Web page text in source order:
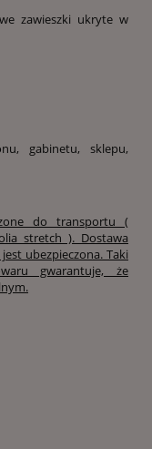
zawieszki ukryte w
gabinetu, sklepu,
do transportu (
stretch ). Dostawa
ubezpieczona. Taki
gwarantuje, że